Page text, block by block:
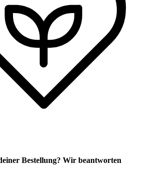
Bestellung? Wir beantworten